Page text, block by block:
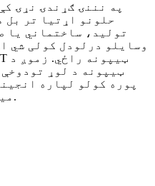
په نننۍ ګړندۍ نړۍ
حلونو اړتیا تر بل
تولید، ساختماني یا
وسایلو درلودل کولی شي
پوره کولو لپاره
میخانیکي ملکیتونه چمتو کوي.